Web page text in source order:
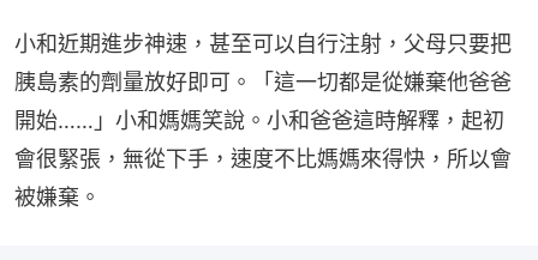
小和近期進步神速，甚至可以自行注射，父母只要把
胰島素的劑量放好即可。「這一切都是從嫌棄他爸爸
開始……」小和媽媽笑說。小和爸爸這時解釋，起初
會很緊張，無從下手，速度不比媽媽來得快，所以會
被嫌棄。